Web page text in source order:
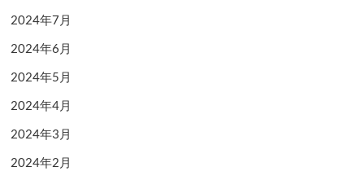
2024年7月
2024年6月
2024年5月
2024年4月
2024年3月
2024年2月